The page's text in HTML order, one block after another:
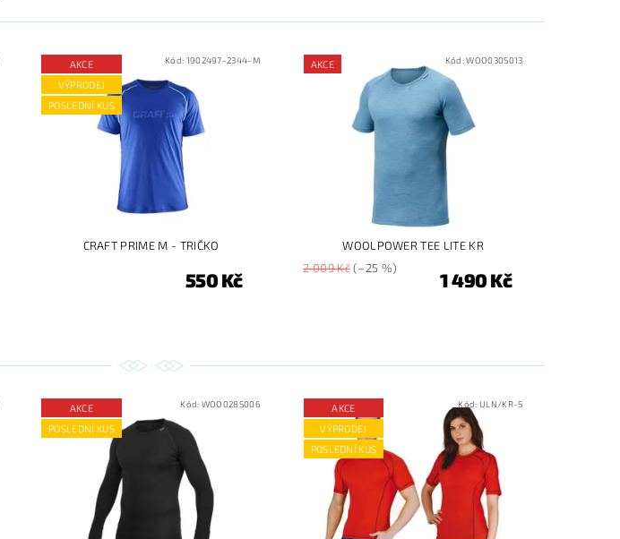
AKCE
VÝPRODEJ
POSLEDNÍ KUS
Kód: 1902497-2344-M
CRAFT PRIME M - TRIČKO
550 Kč
AKCE Kód:WOO030S013
WOOLPOWER TEE LITE KR
2 009 Kč(–25 %)
1 490 Kč
AKCE
POSLEDNÍ KUS
Kód: WOO028S006
AKCE
VÝPRODEJ
POSLEDNÍ KUS
Kód:ULN/KR-S